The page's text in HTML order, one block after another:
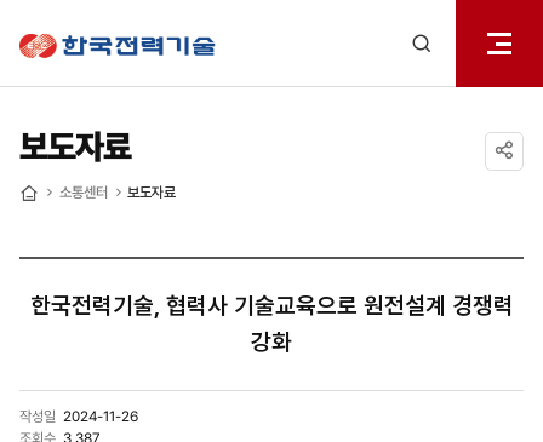
열기
보도자료
소통센터 보도자료
한국전력기술, 협력사 기술교육으로 원전설계 경쟁력
강화
작성일 2024-11-26
조회수 3,387